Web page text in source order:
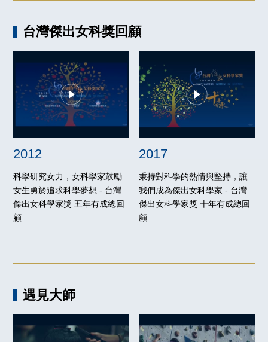
台灣傑出女科獎回顧
2012
科學研究女力，女科學家鼓勵
女生勇於追求科學夢想 - 台灣
傑出女科學家獎 五年有成總回
顧
2017
秉持對科學的熱情與堅持，讓
我們成為傑出女科學家 - 台灣
傑出女科學家獎 十年有成總回
顧
遇見大師